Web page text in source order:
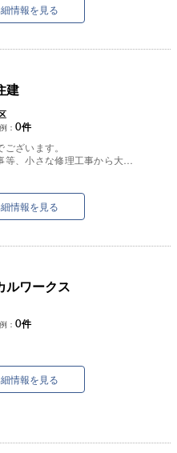
情報を見る
建
： 0件
ざいます。
、小さな修理工事から大掛
情報を見る
ルワークス
： 0件
情報を見る